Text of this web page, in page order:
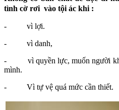
tình cờ rơi vào tội ác khi :
- vì lợi.
- vì danh,
- vì quyền lực, muốn người
mình.
- Vì tự vệ quá mức cần thiết.